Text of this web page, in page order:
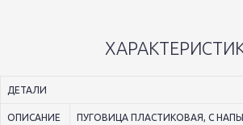
ДЕТАЛИ
ОПИСАНИЕ ПУГОВИЦА ПЛАСТИКОВАЯ, С